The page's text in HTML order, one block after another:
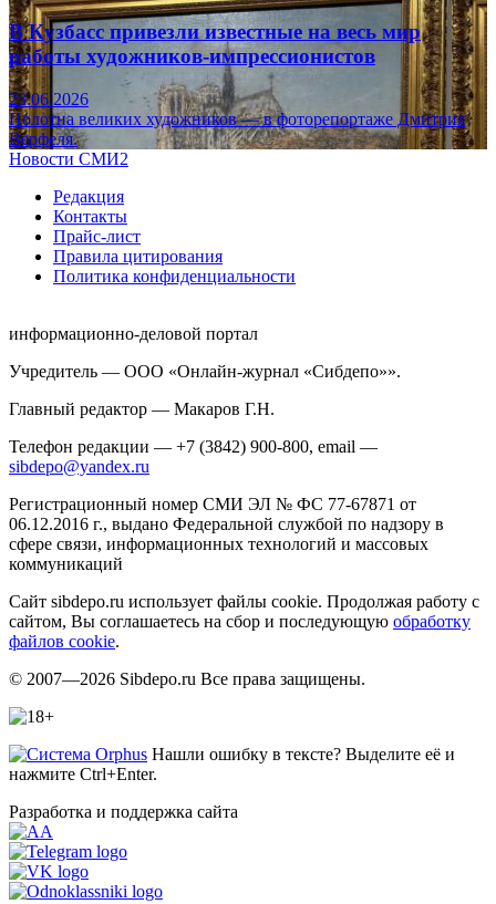
В Кузбасс привезли известные на весь мир
работы художников-импрессионистов
23.06.2026
Полотна великих художников — в фоторепортаже Дмитрия
Верфеля.
Новости СМИ2
Редакция
Контакты
Прайс-лист
Правила цитирования
Политика конфиденциальности
информационно-деловой портал
Учредитель — ООО «Онлайн-журнал «Сибдепо»».
Главный редактор — Макаров Г.Н.
Телефон редакции — +7 (3842) 900-800, email —
sibdepo@yandex.ru
Регистрационный номер СМИ ЭЛ № ФС 77-67871 от
06.12.2016 г., выдано Федеральной службой по надзору в
сфере связи, информационных технологий и массовых
коммуникаций
Сайт sibdepo.ru использует файлы cookie. Продолжая работу с
сайтом, Вы соглашаетесь на сбор и последующую обработку
файлов cookie.
© 2007—2026 Sibdepo.ru Все права защищены.
Нашли ошибку в тексте? Выделите её и
нажмите Ctrl+Enter.
Разработка и поддержка сайта